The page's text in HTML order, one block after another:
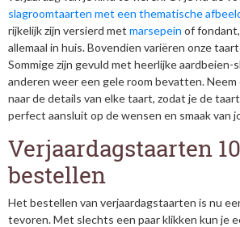
slagroomtaarten met een thematische
rijkelijk zijn versierd met marsepein of
allemaal in huis. Bovendien variëren onze
Sommige zijn gevuld met heerlijke aardbeien-
anderen weer een gele room bevatten.
naar de details van elke taart, zodat je de
perfect aansluit op de wensen en smaak van
Verjaardagstaarten
bestellen
Het bestellen van verjaardagstaarten is nu
tevoren. Met slechts een paar klikken kun je